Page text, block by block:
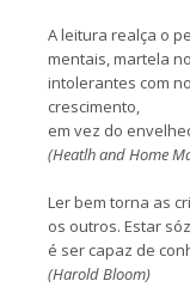
A leitura realça o
mentais, martela
intolerantes com
crescimento,
em vez do
(Heatlh and Home
Ler bem torna as
os outros. Estar
é ser capaz de
(Harold Bloom)